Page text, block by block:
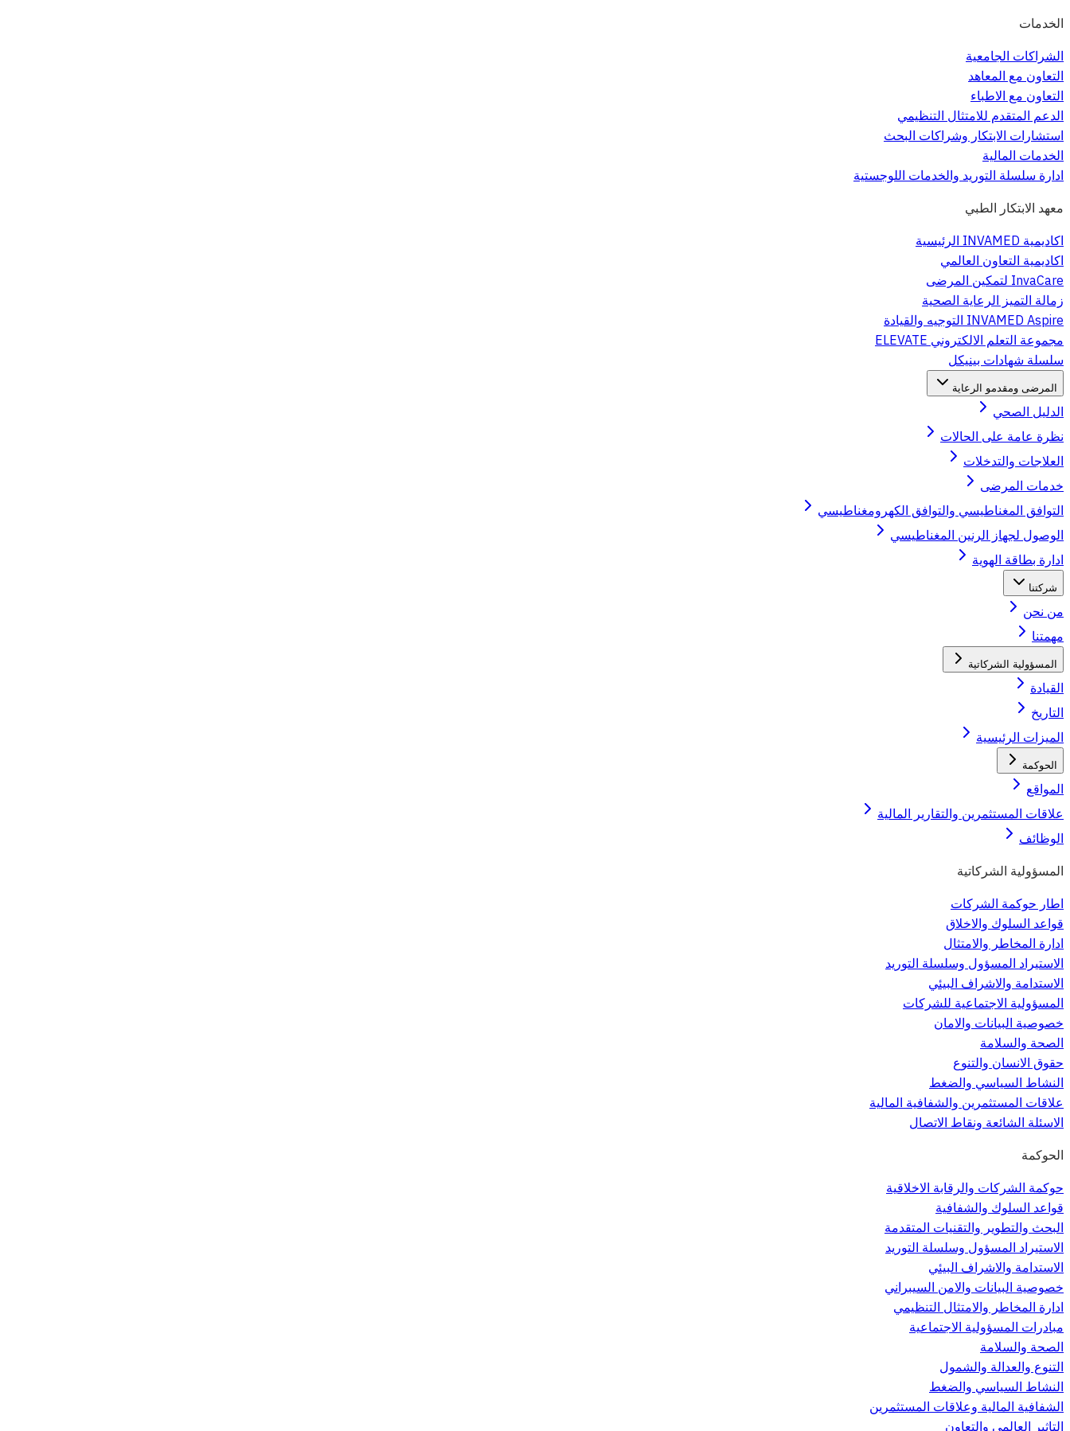
الخدمات
الشراكات الجامعية
التعاون مع المعاهد
التعاون مع الاطباء
الدعم المتقدم للامتثال التنظيمي
استشارات الابتكار وشراكات البحث
الخدمات المالية
ادارة سلسلة التوريد والخدمات اللوجستية
معهد الابتكار الطبي
اكاديمية INVAMED الرئيسية
اكاديمية التعاون العالمي
InvaCare لتمكين المرضى
زمالة التميز الرعاية الصحية
INVAMED Aspire التوجيه والقيادة
مجموعة التعلم الالكتروني ELEVATE
سلسلة شهادات بينيكل
المرضى ومقدمو الرعاية
الدليل الصحي
نظرة عامة على الحالات
العلاجات والتدخلات
خدمات المرضى
التوافق المغناطيسي والتوافق الكهرومغناطيسي
الوصول لجهاز الرنين المغناطيسي
ادارة بطاقة الهوية
شركتنا
من نحن
مهمتنا
المسؤولية الشركاتية
القيادة
التاريخ
الميزات الرئيسية
الحوكمة
المواقع
علاقات المستثمرين والتقارير المالية
الوظائف
المسؤولية الشركاتية
اطار حوكمة الشركات
قواعد السلوك والاخلاق
ادارة المخاطر والامتثال
الاستيراد المسؤول وسلسلة التوريد
الاستدامة والاشراف البيئي
المسؤولية الاجتماعية للشركات
خصوصية البيانات والامان
الصحة والسلامة
حقوق الانسان والتنوع
النشاط السياسي والضغط
علاقات المستثمرين والشفافية المالية
الاسئلة الشائعة ونقاط الاتصال
الحوكمة
حوكمة الشركات والرقابة الاخلاقية
قواعد السلوك والشفافية
البحث والتطوير والتقنيات المتقدمة
الاستيراد المسؤول وسلسلة التوريد
الاستدامة والاشراف البيئي
خصوصية البيانات والامن السيبراني
ادارة المخاطر والامتثال التنظيمي
مبادرات المسؤولية الاجتماعية
الصحة والسلامة
التنوع والعدالة والشمول
النشاط السياسي والضغط
الشفافية المالية وعلاقات المستثمرين
التاثير العالمي والتعاون